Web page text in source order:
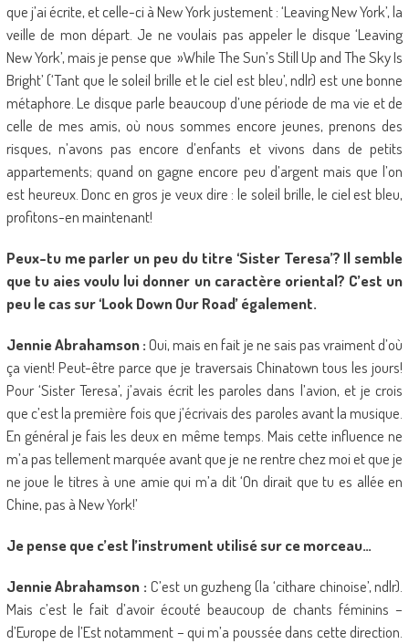
que j’ai écrite, et celle-ci à New York justement : ‘Leaving New York’, la
veille de mon départ. Je ne voulais pas appeler le disque ‘Leaving
New York’, mais je pense que »While The Sun’s Still Up and The Sky Is
Bright’ (‘Tant que le soleil brille et le ciel est bleu’, ndlr) est une bonne
métaphore. Le disque parle beaucoup d’une période de ma vie et de
celle de mes amis, où nous sommes encore jeunes, prenons des
risques, n’avons pas encore d’enfants et vivons dans de petits
appartements; quand on gagne encore peu d’argent mais que l’on
est heureux. Donc en gros je veux dire : le soleil brille, le ciel est bleu,
profitons-en maintenant!
Peux-tu me parler un peu du titre ‘Sister Teresa’? Il semble
que tu aies voulu lui donner un caractère oriental? C’est un
peu le cas sur ‘Look Down Our Road’ également.
Jennie Abrahamson :Oui, mais en fait je ne sais pas vraiment d’où
ça vient! Peut-être parce que je traversais Chinatown tous les jours!
Pour ‘Sister Teresa’, j’avais écrit les paroles dans l’avion, et je crois
que c’est la première fois que j’écrivais des paroles avant la musique.
En général je fais les deux en même temps. Mais cette influence ne
m’a pas tellement marquée avant que je ne rentre chez moi et que je
ne joue le titres à une amie qui m’a dit ‘On dirait que tu es allée en
Chine, pas à New York!’
Je pense que c’est l’instrument utilisé sur ce morceau…
Jennie Abrahamson : C’est un guzheng (la ‘cithare chinoise’, ndlr).
Mais c’est le fait d’avoir écouté beaucoup de chants féminins –
d’Europe de l’Est notamment – qui m’a poussée dans cette direction.